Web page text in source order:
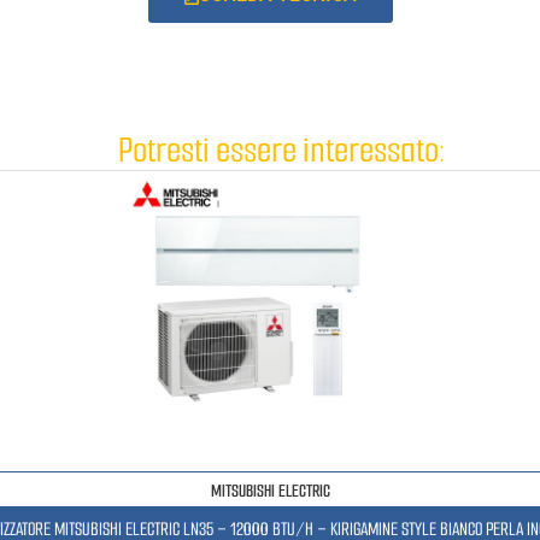
Potresti essere interessato:
MITSUBISHI ELECTRIC
MITSUBISHI ELECTRIC LN35 – 12000 BTU/H – KIRIGAMINE STYLE BIANCO PERLA